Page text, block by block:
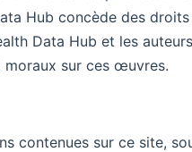
Hub concède des
Data Hub et les
sur ces œuvres.
contenues sur ce site,